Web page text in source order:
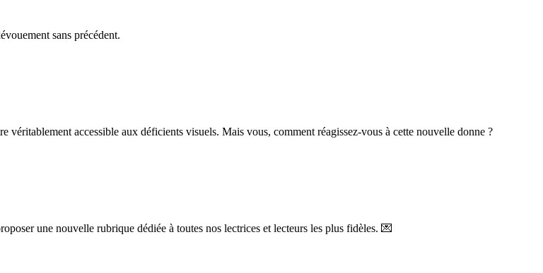
sans précédent.
véritablement accessible aux déficients visuels. Mais vous, comment réagissez-vous à cette nouvelle donne ?
une nouvelle rubrique dédiée à toutes nos lectrices et lecteurs les plus fidèles. 💌